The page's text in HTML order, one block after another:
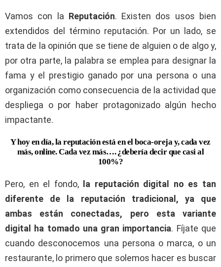
Vamos con la Reputación. Existen dos usos bien
extendidos del término reputación. Por un lado, se
trata de la opinión que se tiene de alguien o de algo y,
por otra parte, la palabra se emplea para designar la
fama y el prestigio ganado por una persona o una
organización como consecuencia de la actividad que
despliega o por haber protagonizado algún hecho
impactante.
Y hoy en día, la reputación está en el boca-oreja y, cada vez
más, online. Cada vez más…. ¿debería decir que casi al
100%?
Pero, en el fondo,
la reputación digital no es tan
diferente de la reputación tradicional, ya que
ambas están conectadas, pero esta variante
digital ha tomado una gran importancia. Fíjate que
cuando desconocemos una persona o marca, o un
restaurante, lo primero que solemos hacer es buscar